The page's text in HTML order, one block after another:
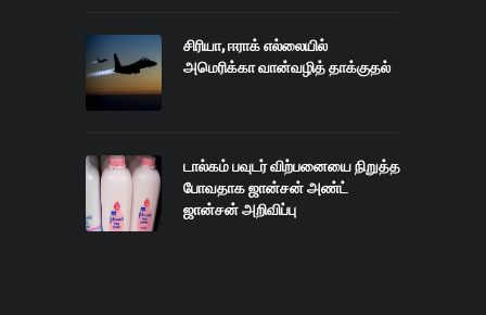
சிரியா, ஈராக் எல்லையில்
அமெரிக்கா வான்வழித் தாக்குதல்
டால்கம் பவுடர் விற்பனையை நிறுத்த
போவதாக ஜான்சன் அண்ட்
ஜான்சன் அறிவிப்பு